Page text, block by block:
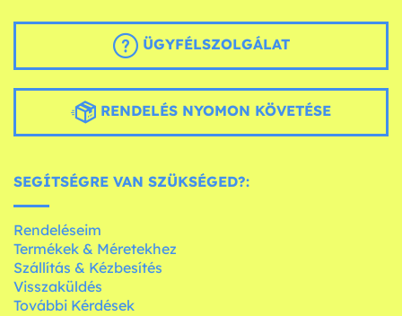
ÜGYFÉLSZOLGÁLAT
RENDELÉS NYOMON KÖVETÉSE
SEGÍTSÉGRE VAN SZÜKSÉGED?:
Rendeléseim
Termékek & Méretekhez
Szállítás & Kézbesítés
Visszaküldés
További Kérdések